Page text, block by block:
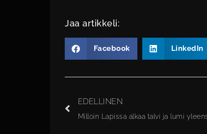
Jaa artikkeli:
Facebook LinkedIn
EDELLINEN